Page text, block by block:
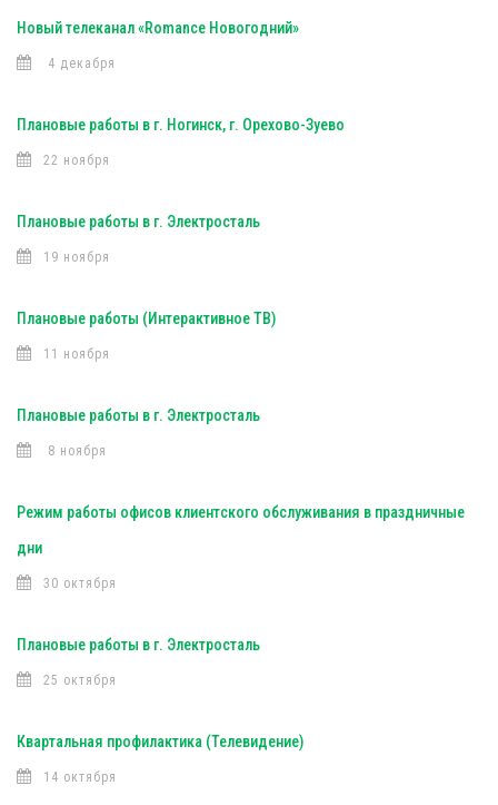
Новый телеканал «Romance Новогодний»
4 декабря
Плановые работы в г. Ногинск, г. Орехово-Зуево
22 ноября
Плановые работы в г. Электросталь
19 ноября
Плановые работы (Интерактивное ТВ)
11 ноября
Плановые работы в г. Электросталь
8 ноября
Режим работы офисов клиентского обслуживания в праздничные
дни
30 октября
Плановые работы в г. Электросталь
25 октября
Квартальная профилактика (Телевидение)
14 октября